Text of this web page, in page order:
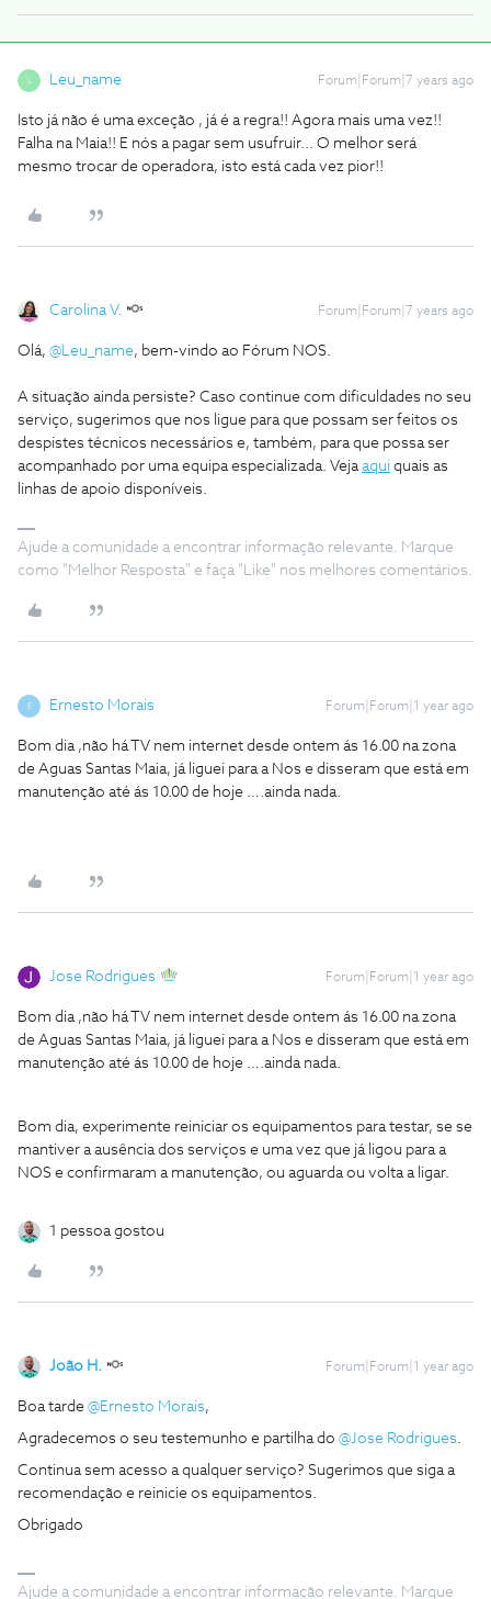
Leu_name Forum|Forum|7 years ago
Isto já não é uma exceção , já é a regra!! Agora mais uma vez!!
Falha na Maia!! E nós a pagar sem usufruir... O melhor será
mesmo trocar de operadora, isto está cada vez pior!!
Carolina V. Forum|Forum|7 years ago
Olá, @Leu_name, bem-vindo ao Fórum NOS.
A situação ainda persiste? Caso continue com dificuldades no seu
serviço, sugerimos que nos ligue para que possam ser feitos os
despistes técnicos necessários e, também, para que possa ser
acompanhado por uma equipa especializada. Vejaaqui quais as
linhas de apoio disponíveis.
Ajude a comunidade a encontrar informação relevante. Marque
como "Melhor Resposta" e faça "Like" nos melhores comentários.
E Ernesto Morais Forum|Forum|1 year ago
Bom dia ,não há TV nem internet desde ontem ás 16.00 na zona
de Aguas Santas Maia, já liguei para a Nos e disseram que está em
manutenção até ás 10.00 de hoje ….ainda nada.
Jose Rodrigues Forum|Forum|1 year ago
Bom dia ,não há TV nem internet desde ontem ás 16.00 na zona
de Aguas Santas Maia, já liguei para a Nos e disseram que está em
manutenção até ás 10.00 de hoje ….ainda nada.
Bom dia, experimente reiniciar os equipamentos para testar, se se
mantiver a ausência dos serviços e uma vez que já ligou para a
NOS e confirmaram a manutenção, ou aguarda ou volta a ligar.
1 pessoa gostou
João H. Forum|Forum|1 year ago
Boa tarde ​ @Ernesto Morais,
Agradecemos o seu testemunho e partilha do ​ @Jose Rodrigues.
Continua sem acesso a qualquer serviço? Sugerimos que siga a
recomendação e reinicie os equipamentos.
Obrigado
Ajude a comunidade a encontrar informação relevante. Marque